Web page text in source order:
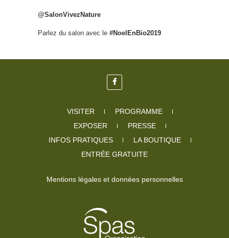
@SalonVivezNature
Parlez du salon avec le #NoelEnBio2019
VISITER
PROGRAMME
EXPOSER
PRESSE
INFOS PRATIQUES
LA BOUTIQUE
ENTRÉE GRATUITE
Mentions légales et données personnelles